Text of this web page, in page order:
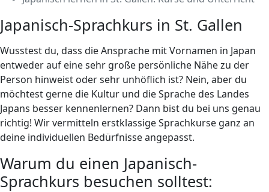
Japanisch-Sprachkurs in St. Gallen
Wusstest du, dass die Ansprache mit Vornamen in Japan
entweder auf eine sehr große persönliche Nähe zu der
Person hinweist oder sehr unhöflich ist? Nein, aber du
möchtest gerne die Kultur und die Sprache des Landes
Japans besser kennenlernen? Dann bist du bei uns genau
richtig! Wir vermitteln erstklassige Sprachkurse ganz an
deine individuellen Bedürfnisse angepasst.
Warum du einen Japanisch-
Sprachkurs besuchen solltest: